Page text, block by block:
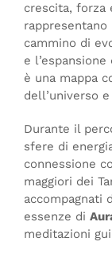
crescita, forza
cammino di
e
è una mappa
dell’universo
Durante il
sfere di
connessione
maggiori dei
accompagnati
essenze di
meditazioni